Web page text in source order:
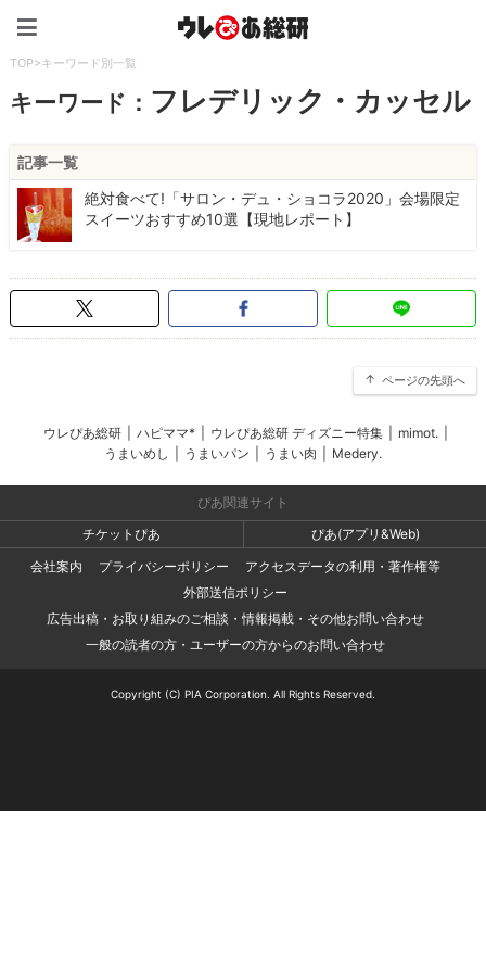
TOP>キーワード別一覧
キーワード： フレデリック・カッセル
記事一覧
絶対食べて!「サロン・デュ・ショコラ2020」会場限定
スイーツおすすめ10選【現地レポート】
ページの先頭へ
ウレぴあ総研 ハピママ* ウレぴあ総研 ディズニー特集 mimot.
うまいめし
うまいパン うまい肉 Medery.
ぴあ関連サイト
チケットぴあ
ぴあ(アプリ&Web)
会社案内
プライバシーポリシー
アクセスデータの利用・著作権等
外部送信ポリシー
広告出稿・お取り組みのご相談・情報掲載・その他お問い合わせ
一般の読者の方・ユーザーの方からのお問い合わせ
Copyright (C) PIA Corporation. All Rights Reserved.